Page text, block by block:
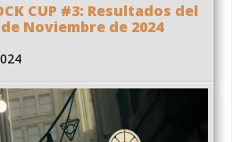
CUP #3: Resultados del
Noviembre de 2024